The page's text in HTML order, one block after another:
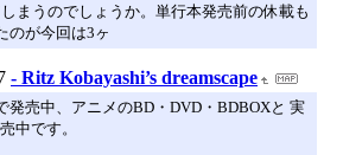
まうのでしょうか。単行本発売前の休載も
のが今回は3ヶ
- Ritz Kobayashi’s dreamscape
発売中、アニメのBD・DVD・BDBOXと 実
中です。